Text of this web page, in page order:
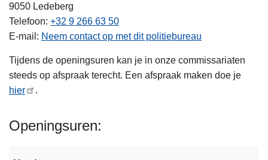
9050 Ledeberg
Telefoon +32 9 266 63 50
E-mail
Neem contact op met dit politiebureau
Tijdens de openingsuren kan je in onze commissariaten
steeds op afspraak terecht. Een afspraak maken doe je
hier
.
Openingsuren